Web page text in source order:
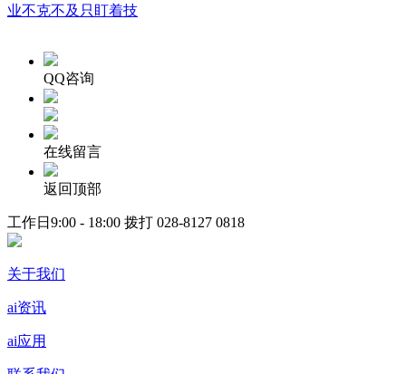
业不克不及只盯着技
QQ咨询
在线留言
返回顶部
工作日9:00 - 18:00 拨打 028-8127 0818
关于我们
ai资讯
ai应用